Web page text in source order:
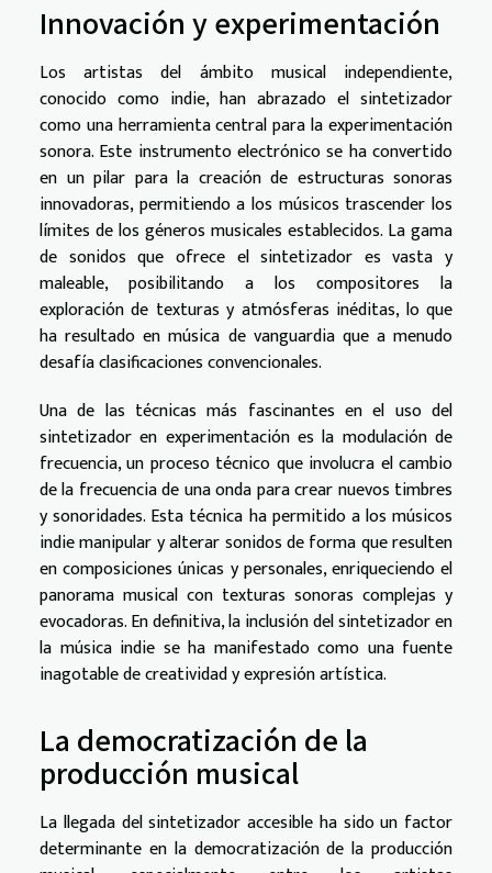
Innovación y experimentación
Los artistas del ámbito musical independiente,
conocido como indie, han abrazado el sintetizador
como una herramienta central para la experimentación
sonora. Este instrumento electrónico se ha convertido
en un pilar para la creación de estructuras sonoras
innovadoras, permitiendo a los músicos trascender los
límites de los géneros musicales establecidos. La gama
de sonidos que ofrece el sintetizador es vasta y
maleable, posibilitando a los compositores la
exploración de texturas y atmósferas inéditas, lo que
ha resultado en música de vanguardia que a menudo
desafía clasificaciones convencionales.
Una de las técnicas más fascinantes en el uso del
sintetizador en experimentación es la modulación de
frecuencia, un proceso técnico que involucra el cambio
de la frecuencia de una onda para crear nuevos timbres
y sonoridades. Esta técnica ha permitido a los músicos
indie manipular y alterar sonidos de forma que resulten
en composiciones únicas y personales, enriqueciendo el
panorama musical con texturas sonoras complejas y
evocadoras. En definitiva, la inclusión del sintetizador en
la música indie se ha manifestado como una fuente
inagotable de creatividad y expresión artística.
La democratización de la
producción musical
La llegada del sintetizador accesible ha sido un factor
determinante en la democratización de la producción